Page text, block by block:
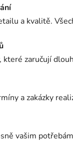
a kvalitě.
které zaručují
a zakázky
vašim